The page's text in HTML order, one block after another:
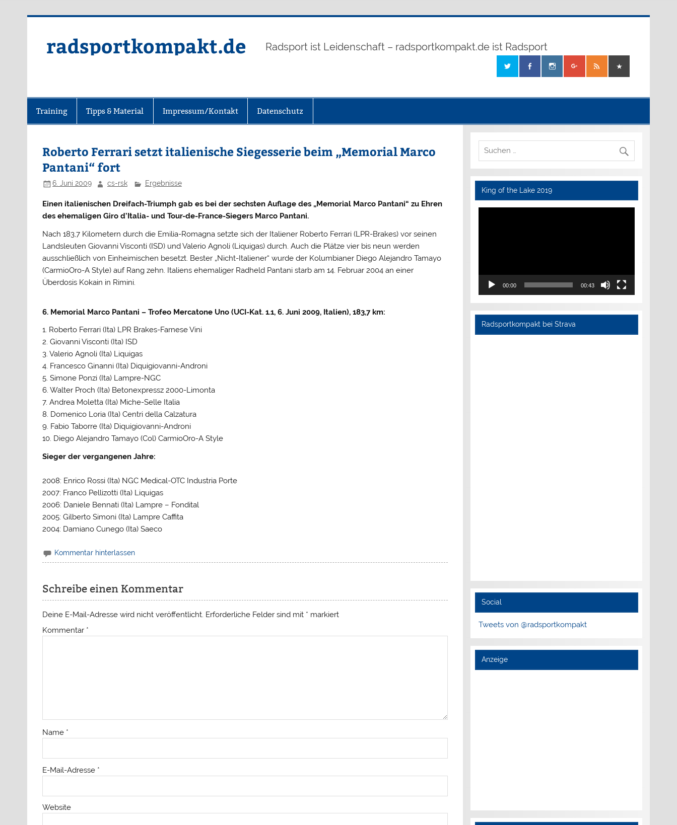
radsportkompakt.de Radsport ist Leidenschaft – radsportkompakt.de ist Radsport
Training Tipps & Material Impressum/Kontakt Datenschutz
Roberto Ferrari setzt italienische Siegesserie beim „Memorial Marco
Pantani“ fort
6. Juni 2009 cs-rsk Ergebnisse
Einen italienischen Dreifach-Triumph gab es bei der sechsten Auflage des „Memorial Marco Pantani“ zu Ehren
des ehemaligen Giro d’Italia- und Tour-de-France-Siegers Marco Pantani.
Nach 183,7 Kilometern durch die Emilia-Romagna setzte sich der Italiener Roberto Ferrari (LPR-Brakes) vor seinen
Landsleuten Giovanni Visconti (ISD) und Valerio Agnoli (Liquigas) durch. Auch die Plätze vier bis neun werden
ausschließlich von Einheimischen besetzt. Bester „Nicht-Italiener“ wurde der Kolumbianer Diego Alejandro Tamayo
(CarmioOro-A Style) auf Rang zehn. Italiens ehemaliger Radheld Pantani starb am 14. Februar 2004 an einer
Überdosis Kokain in Rimini.
6. Memorial Marco Pantani – Trofeo Mercatone Uno (UCI-Kat. 1.1, 6. Juni 2009, Italien), 183,7 km:
1. Roberto Ferrari (Ita) LPR Brakes-Farnese Vini
2. Giovanni Visconti (Ita) ISD
3. Valerio Agnoli (Ita) Liquigas
4. Francesco Ginanni (Ita) Diquigiovanni-Androni
5. Simone Ponzi (Ita) Lampre-NGC
6. Walter Proch (Ita) Betonexpressz 2000-Limonta
7. Andrea Moletta (Ita) Miche-Selle Italia
8. Domenico Loria (Ita) Centri della Calzatura
9. Fabio Taborre (Ita) Diquigiovanni-Androni
10. Diego Alejandro Tamayo (Col) CarmioOro-A Style
Sieger der vergangenen Jahre:
2008: Enrico Rossi (Ita) NGC Medical-OTC Industria Porte
2007: Franco Pellizotti (Ita) Liquigas
2006: Daniele Bennati (Ita) Lampre – Fondital
2005: Gilberto Simoni (Ita) Lampre Caffita
2004: Damiano Cunego (Ita) Saeco
Kommentar hinterlassen
Schreibe einen Kommentar
Deine E-Mail-Adresse wird nicht veröffentlicht. Erforderliche Felder sind mit * markiert
Kommentar *
Name *
E-Mail-Adresse *
Website
King of the Lake 2019
Video-
00:00 00:43
Radsportkompakt bei Strava
Social
Tweets von @radsportkompakt
Anzeige